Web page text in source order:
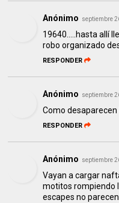
Anónimo septiembre
19640.....hasta allí
robo organizado
RESPONDER
Anónimo septiembre
Como
RESPONDER
Anónimo septiembre
Vayan a cargar
motitos rompiendo
escapes no